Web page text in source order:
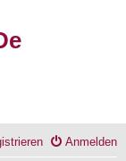
Anmelden